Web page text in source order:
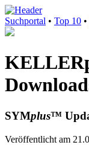
Suchportal • Top 10 •
SYMplus™
Veröffentlicht am